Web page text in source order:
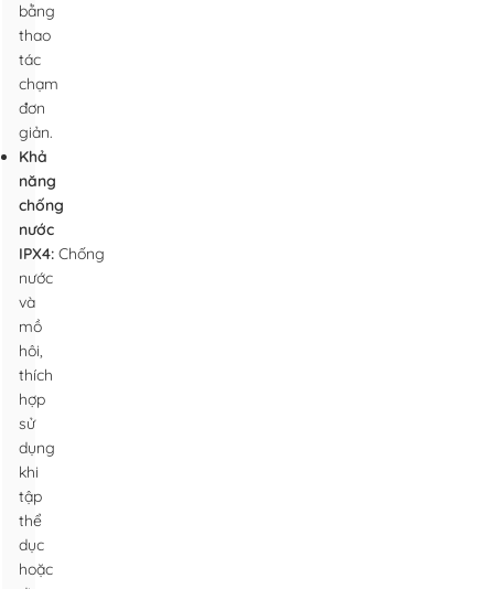
bằng
thao
tác
chạm
đơn
giản.
Khả
năng
chống
nước
IPX4: Chống
nước
và
mồ
hôi,
thích
hợp
sử
dụng
khi
tập
thể
dục
hoặc